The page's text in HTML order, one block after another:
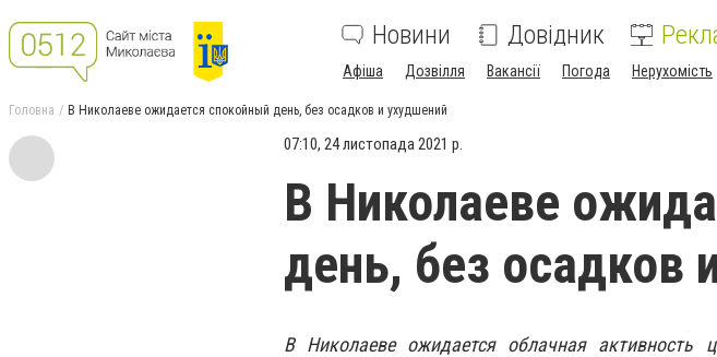
Новини Довідник
Афіша Дозвілля Вакансії Погода Нерухомість
Головна В Николаеве ожидается спокойный день, без осадков и ухудшений
07:10, 24 листопада 2021 р.
В Николаеве
день, без осадков
В Николаеве ожидается облачная